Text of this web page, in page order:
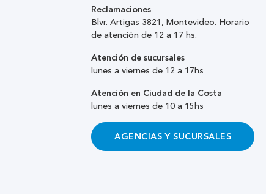
Reclamaciones
Blvr. Artigas 3821, Montevideo. Horario
de atención de 12 a 17 hs.
Atención de sucursales
lunes a viernes de 12 a 17hs
Atención en Ciudad de la Costa
lunes a viernes de 10 a 15hs
AGENCIAS Y SUCURSALES